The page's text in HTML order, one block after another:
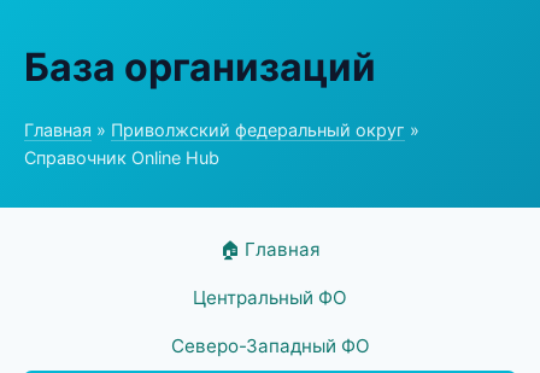
База организаций
Главная » Приволжский федеральный округ »
Справочник Online Hub
🏠 Главная
Центральный ФО
Северо-Западный ФО